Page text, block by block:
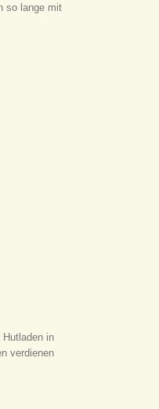
so lange mit
Hutladen in
verdienen